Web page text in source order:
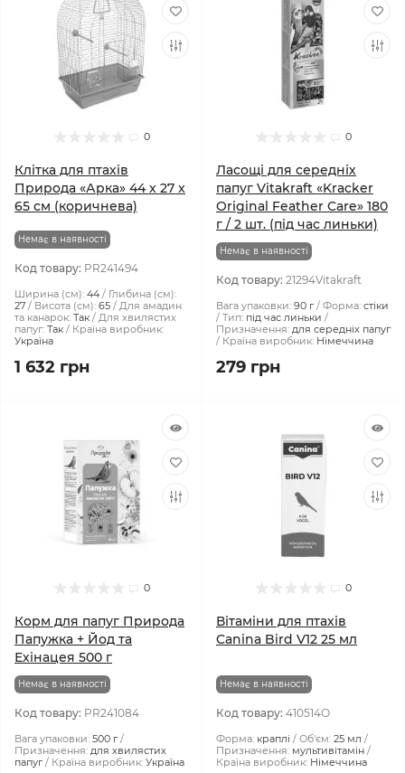
0
Клітка для птахів
Природа «Арка» 44 x 27 x
65 см (коричнева)
Немає в наявності
Код товару: PR241494
Ширина (см): 44
Глибина (см):
27
Висота (см): 65
Для амадин
та канарок: Так
Для хвилястих
папуг: Так
Країна виробник:
Україна
1 632 грн
0
Ласощі для середніх
папуг Vitakraft «Kracker
Original Feather Care» 180
г / 2 шт. (під час линьки)
Немає в наявності
Код товару: 21294Vitakraft
Вага упаковки: 90 г Форма: стіки
Тип: під час линьки
Призначення: для середніх папуг
Країна виробник: Німеччина
279 грн
0
Корм для папуг Природа
Папужка + Йод та
Ехінацея 500 г
Немає в наявності
Код товару: PR241084
Вага упаковки: 500 г
Призначення: для хвилястих
папуг
Країна виробник: Україна
0
Вітаміни для птахів
Canina Bird V12 25 мл
Немає в наявності
Код товару: 410514О
Форма: краплі Об'єм: 25 мл
Призначення: мультивітамін
Країна виробник: Німеччина